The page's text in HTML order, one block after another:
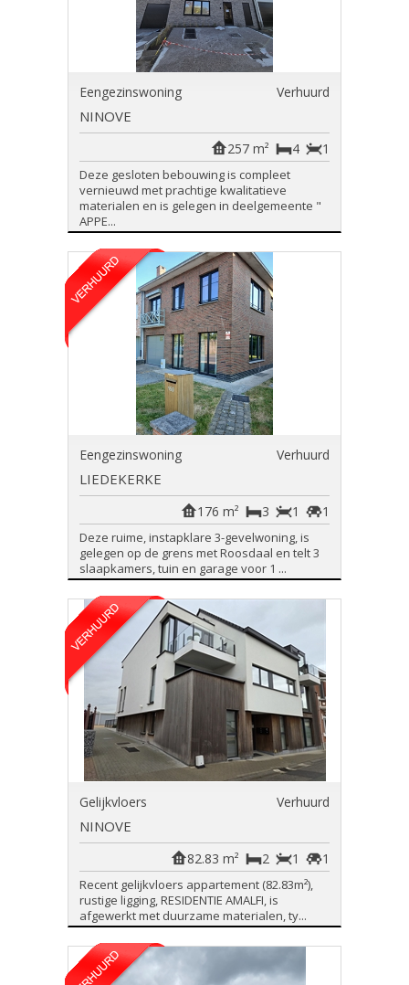
Eengezinswoning Verhuurd
NINOVE
1
4
257 m²
Deze gesloten bebouwing is compleet
vernieuwd met prachtige kwalitatieve
materialen en is gelegen in deelgemeente "
APPE...
Eengezinswoning Verhuurd
LIEDEKERKE
1
1
3
176 m²
Deze ruime, instapklare 3-gevelwoning, is
gelegen op de grens met Roosdaal en telt 3
slaapkamers, tuin en garage voor 1 ...
Gelijkvloers Verhuurd
NINOVE
1
1
2
82.83 m²
Recent gelijkvloers appartement (82.83m²),
rustige ligging, RESIDENTIE AMALFI, is
afgewerkt met duurzame materialen, ty...